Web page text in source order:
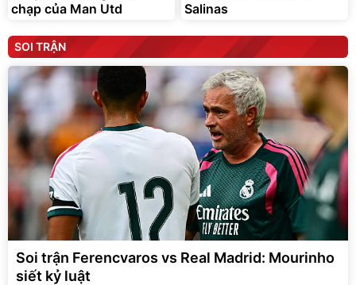
chạp của Man Utd
Salinas
SOI TRẬN
Soi trận Ferencvaros vs Real Madrid: Mourinho
siết kỷ luật